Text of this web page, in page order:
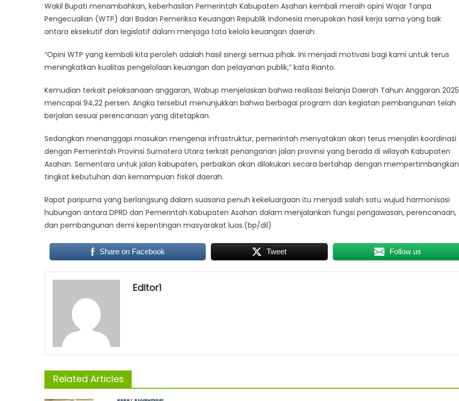
Wakil Bupati menambahkan, keberhasilan Pemerintah Kabupaten Asahan kembali meraih opini Wajar Tanpa
Pengecualian (WTP) dari Badan Pemeriksa Keuangan Republik Indonesia merupakan hasil kerja sama yang baik
antara eksekutif dan legislatif dalam menjaga tata kelola keuangan daerah.
“Opini WTP yang kembali kita peroleh adalah hasil sinergi semua pihak. Ini menjadi motivasi bagi kami untuk terus
meningkatkan kualitas pengelolaan keuangan dan pelayanan publik,” kata Rianto.
Kemudian terkait pelaksanaan anggaran, Wabup menjelaskan bahwa realisasi Belanja Daerah Tahun Anggaran 2025
mencapai 94,22 persen. Angka tersebut menunjukkan bahwa berbagai program dan kegiatan pembangunan telah
berjalan sesuai perencanaan yang ditetapkan.
Sedangkan menanggapi masukan mengenai infrastruktur, pemerintah menyatakan akan terus menjalin koordinasi
dengan Pemerintah Provinsi Sumatera Utara terkait penanganan jalan provinsi yang berada di wilayah Kabupaten
Asahan. Sementara untuk jalan kabupaten, perbaikan akan dilakukan secara bertahap dengan mempertimbangkan
tingkat kebutuhan dan kemampuan fiskal daerah.
Rapat paripurna yang berlangsung dalam suasana penuh kekeluargaan itu menjadi salah satu wujud harmonisasi
hubungan antara DPRD dan Pemerintah Kabupaten Asahan dalam menjalankan fungsi pengawasan, perencanaan,
dan pembangunan demi kepentingan masyarakat luas.(bp/dil)
Share on Facebook Tweet Follow us
Editor1
Related Articles